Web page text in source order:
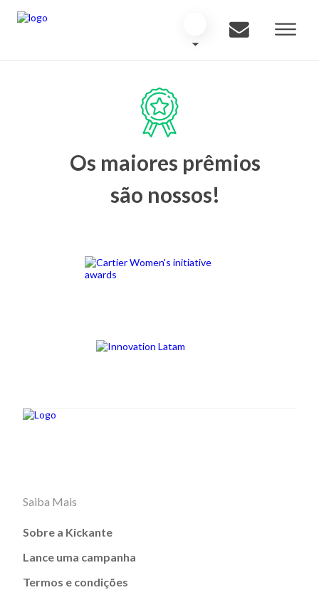
Os maiores prêmios
são nossos!
Saiba Mais
Sobre a Kickante
Lance uma campanha
Termos e condições